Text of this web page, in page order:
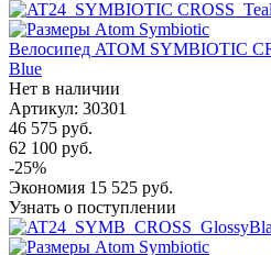
Велосипед ATOM SYMBIOTIC
Blue
Нет в наличии
Артикул: 30301
46 575 руб.
62 100 руб.
-25%
Экономия 15 525 руб.
Узнать о поступлении